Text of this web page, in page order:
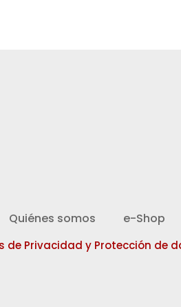
Quiénes somos e-Shop
de Privacidad y Protección de